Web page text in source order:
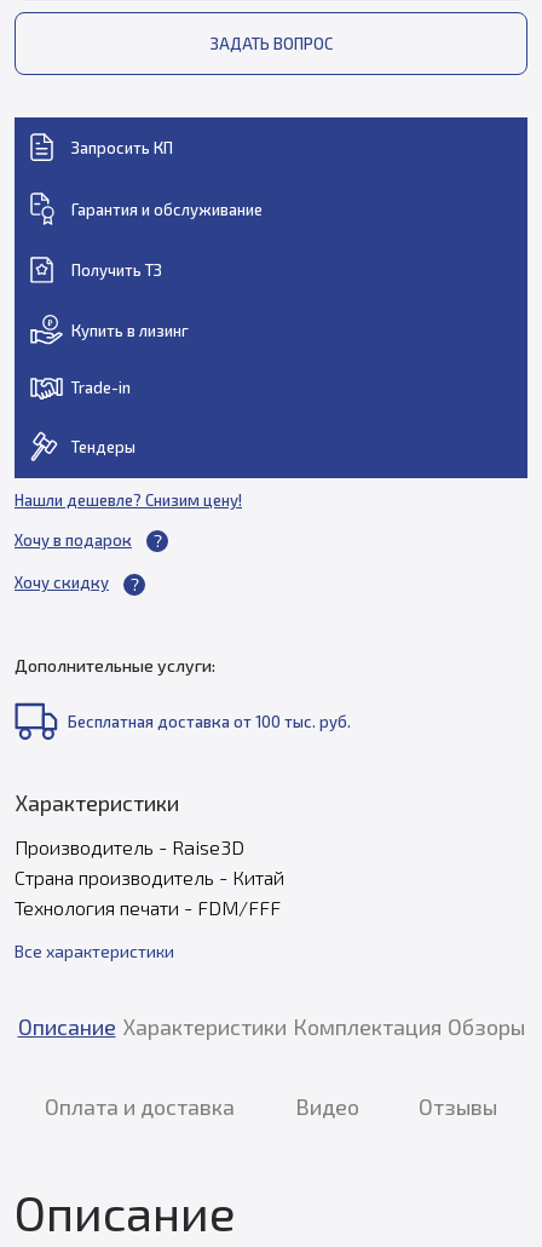
ЗАДАТЬ ВОПРОС
Запросить КП
Гарантия и обслуживание
Получить ТЗ
Купить в лизинг
Trade-in
Тендеры
Нашли дешевле? Снизим цену!
Хочу в подарок
Хочу скидку
Дополнительные услуги:
Бесплатная доставка от 100 тыс. руб.
Характеристики
Производитель - Raise3D
Страна производитель - Китай
Технология печати - FDM/FFF
Все характеристики
Описание Характеристики Комплектация Обзоры
Оплата и доставка Видео Отзывы
Описание